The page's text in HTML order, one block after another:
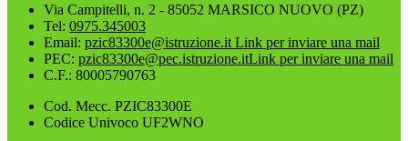
Via Campitelli, n. 2 - 85052 MARSICO NUOVO (PZ)
Tel: 0975.345003
Email: pzic83300e@istruzione.it Link per inviare una mail
PEC: pzic83300e@pec.istruzione.itLink per inviare una mail
C.F.: 80005790763
Cod. Mecc. PZIC83300E
Codice Univoco UF2WNO